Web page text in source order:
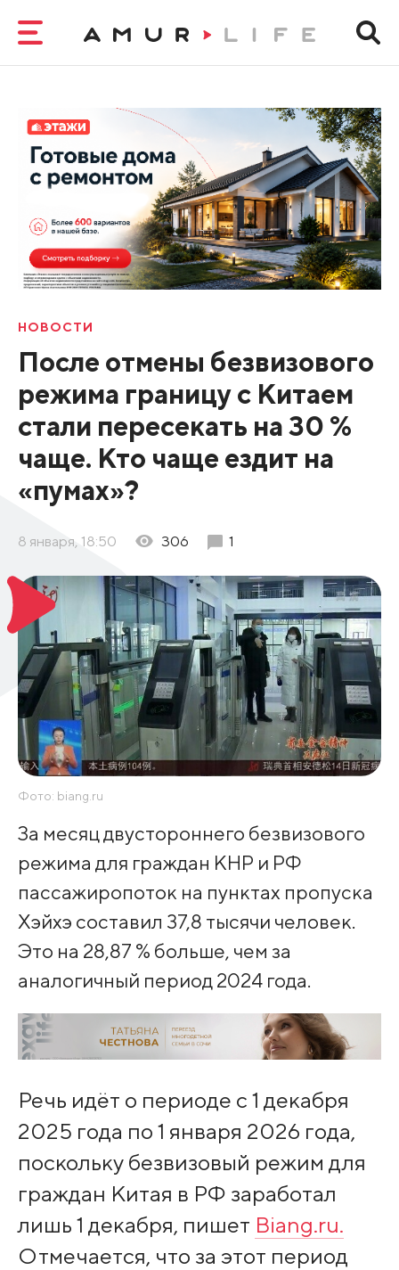
НОВОСТИ
После отмены безвизового
режима границу с Китаем
стали пересекать на 30 %
чаще. Кто чаще ездит на
«пумах»?
8 января, 18:50 306 1
Фото: biang.ru
За месяц двустороннего безвизового
режима для граждан КНР и РФ
пассажиропоток на пунктах пропуска
Хэйхэ составил 37,8 тысячи человек.
Это на 28,87 % больше, чем за
аналогичный период 2024 года.
Речь идёт о периоде с 1 декабря
2025 года по 1 января 2026 года,
поскольку безвизовый режим для
граждан Китая в РФ заработал
лишь 1 декабря, пишет Biang.ru.
Отмечается, что за этот период